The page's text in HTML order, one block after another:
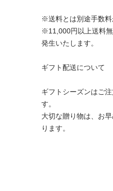
※送料とは別途手数料
※11,000円以上送料
発生いたします。
ギフト配送について
ギフトシーズンはご
す。
大切な贈り物は、お
ります。